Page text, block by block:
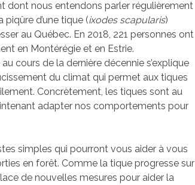
dont nous entendons parler régulièrement
d’une tique (ixodes scapularis)
au Québec. En 2018, 221 personnes ont
en Montérégie et en Estrie.
cours de la dernière décennie s’explique
du climat qui permet aux tiques
Concrètement, les tiques sont au
adapter nos comportements pour
simples qui pourront vous aider à vous
en forêt. Comme la tique progresse sur
de nouvelles mesures pour aider la